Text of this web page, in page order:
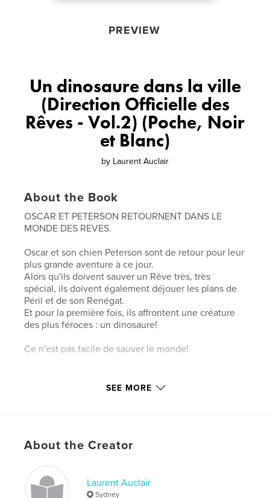
PREVIEW
Un dinosaure dans la ville
(Direction Officielle des
Rêves - Vol.2) (Poche, Noir
et Blanc)
by Laurent Auclair
About the Book
OSCAR ET PETERSON RETOURNENT DANS LE
MONDE DES REVES.
Oscar et son chien Peterson sont de retour pour leur
plus grande aventure à ce jour.
Alors qu'ils doivent sauver un Rêve très, très
spécial, ils doivent également déjouer les plans de
Péril et de son Renégat.
Et pour la première fois, ils affrontent une créature
des plus féroces : un dinosaure!
Ce n'est pas facile de sauver le monde!
http://www.laurentauclair.com
Primary Category: Literature & Fiction Books
Additional Categories
Project Option:6×9 in, 15×23 cm
SEE MORE
About the Creator
Laurent Auclair
Sydney